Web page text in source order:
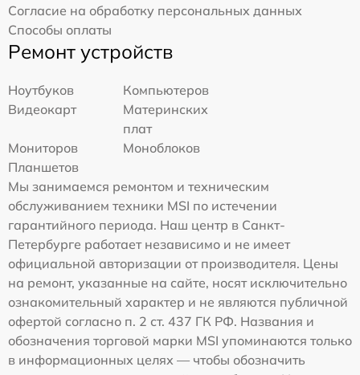
Согласие на обработку персональных данных
Способы оплаты
Ремонт устройств
Ноутбуков
Компьютеров
Видеокарт
Материнских
плат
Мониторов
Моноблоков
Планшетов
Мы занимаемся ремонтом и техническим
обслуживанием техники MSI по истечении
гарантийного периода. Наш центр в Санкт-
Петербурге работает независимо и не имеет
официальной авторизации от производителя. Цены
на ремонт, указанные на сайте, носят исключительно
ознакомительный характер и не являются публичной
офертой согласно п. 2 ст. 437 ГК РФ. Названия и
обозначения торговой марки MSI упоминаются только
в информационных целях — чтобы обозначить